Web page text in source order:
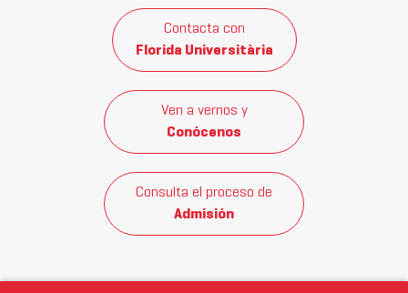
Contacta con
Florida Universitària
Ven a vernos y
Conócenos
Consulta el proceso de
Admisión